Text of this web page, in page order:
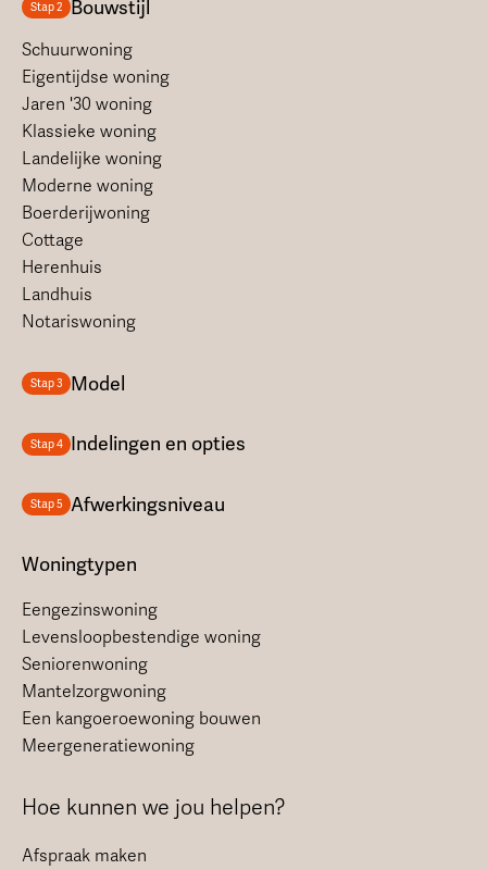
Stap 2 Bouwstijl
Schuurwoning
Eigentijdse woning
Jaren '30 woning
Klassieke woning
Landelijke woning
Moderne woning
Boerderijwoning
Cottage
Herenhuis
Landhuis
Notariswoning
Stap 3 Model
Stap 4 Indelingen en opties
Stap 5 Afwerkingsniveau
Woningtypen
Eengezinswoning
Levensloopbestendige woning
Seniorenwoning
Mantelzorgwoning
Een kangoeroewoning bouwen
Meergeneratiewoning
Hoe kunnen we jou helpen?
Afspraak maken